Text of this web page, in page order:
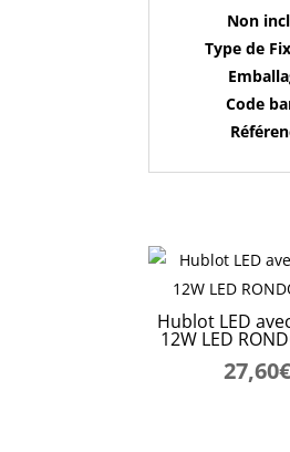
Non
Type de
Code
Hublot LED
12W LED
27,60€